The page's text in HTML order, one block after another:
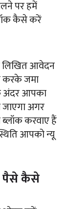
पर हमें
कैसे करें
लिखित आवेदन
करके जमा
अंदर आपका
अगर
करवाए हैं
आपको न्यू
पैसे कैसे